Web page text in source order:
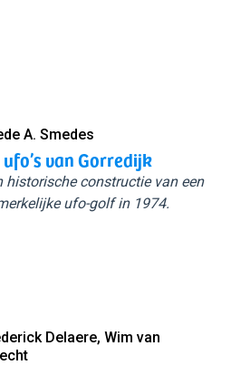
A. Smedes
ufo’s van Gorredijk
historische constructie van een
ufo-golf in 1974.
Delaere, Wim van